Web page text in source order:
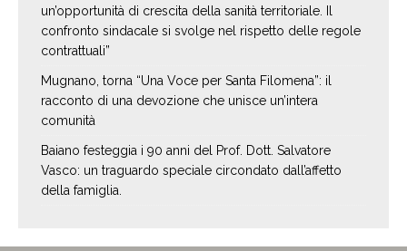
un’opportunità di crescita della sanità territoriale. Il
confronto sindacale si svolge nel rispetto delle regole
contrattuali”
Mugnano, torna “Una Voce per Santa Filomena”: il
racconto di una devozione che unisce un’intera
comunità
Baiano festeggia i 90 anni del Prof. Dott. Salvatore
Vasco: un traguardo speciale circondato dall’affetto
della famiglia.